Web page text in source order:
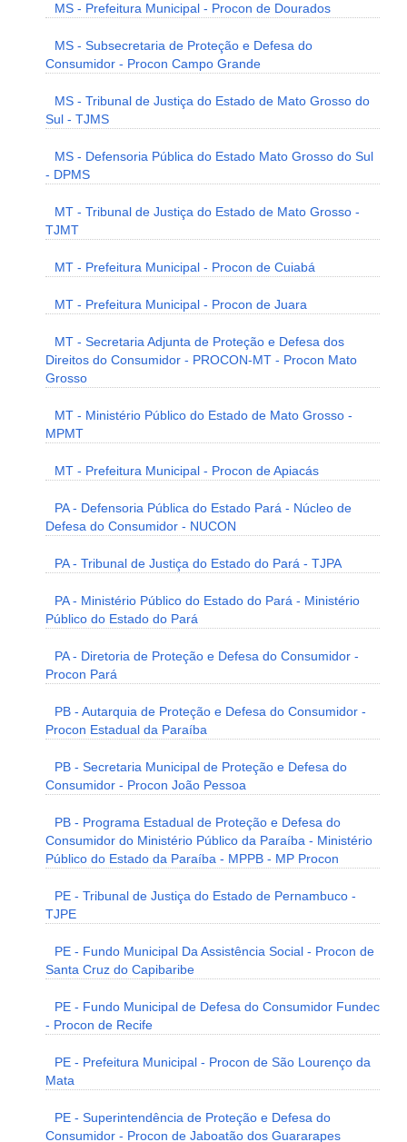
MS - Prefeitura Municipal - Procon de Dourados
MS - Subsecretaria de Proteção e Defesa do
Consumidor - Procon Campo Grande
MS - Tribunal de Justiça do Estado de Mato Grosso do
Sul - TJMS
MS - Defensoria Pública do Estado Mato Grosso do Sul
- DPMS
MT - Tribunal de Justiça do Estado de Mato Grosso -
TJMT
MT - Prefeitura Municipal - Procon de Cuiabá
MT - Prefeitura Municipal - Procon de Juara
MT - Secretaria Adjunta de Proteção e Defesa dos
Direitos do Consumidor - PROCON-MT - Procon Mato
Grosso
MT - Ministério Público do Estado de Mato Grosso -
MPMT
MT - Prefeitura Municipal - Procon de Apiacás
PA - Defensoria Pública do Estado Pará - Núcleo de
Defesa do Consumidor - NUCON
PA - Tribunal de Justiça do Estado do Pará - TJPA
PA - Ministério Público do Estado do Pará - Ministério
Público do Estado do Pará
PA - Diretoria de Proteção e Defesa do Consumidor -
Procon Pará
PB - Autarquia de Proteção e Defesa do Consumidor -
Procon Estadual da Paraíba
PB - Secretaria Municipal de Proteção e Defesa do
Consumidor - Procon João Pessoa
PB - Programa Estadual de Proteção e Defesa do
Consumidor do Ministério Público da Paraíba - Ministério
Público do Estado da Paraíba - MPPB - MP Procon
PE - Tribunal de Justiça do Estado de Pernambuco -
TJPE
PE - Fundo Municipal Da Assistência Social - Procon de
Santa Cruz do Capibaribe
PE - Fundo Municipal de Defesa do Consumidor Fundec
- Procon de Recife
PE - Prefeitura Municipal - Procon de São Lourenço da
Mata
PE - Superintendência de Proteção e Defesa do
Consumidor - Procon de Jaboatão dos Guararapes